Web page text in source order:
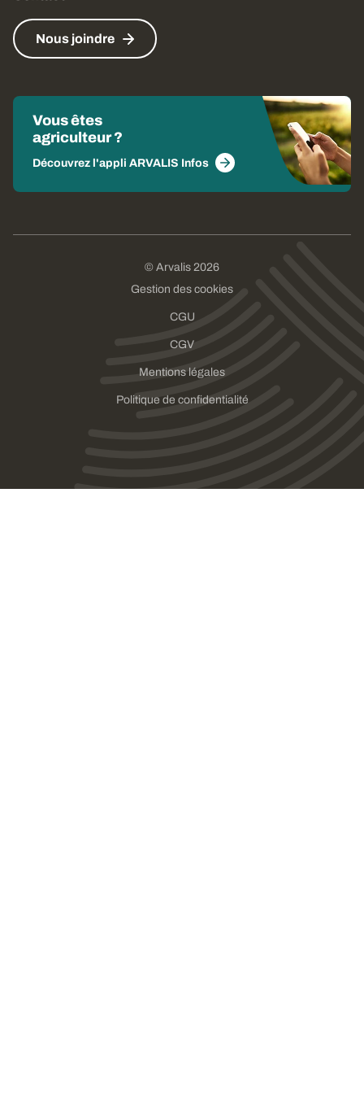
Nous joindre
Vous êtes
agriculteur ?
Découvrez l'appli ARVALIS Infos
© Arvalis 2026
Gestion des cookies
CGU
CGV
Mentions légales
Politique de confidentialité